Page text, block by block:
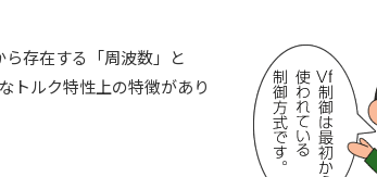
ら存在する「周波数」と
トルク特性上の特徴があり